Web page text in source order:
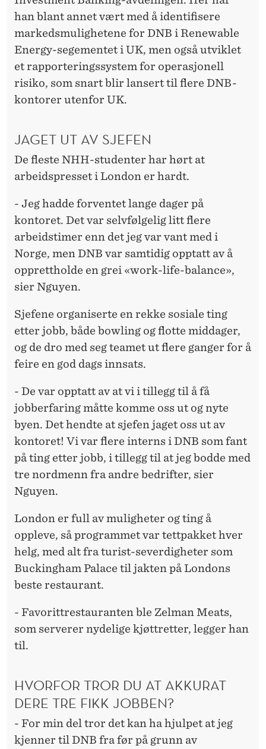
han blant annet vært med å identifisere
markedsmulighetene for DNB i Renewable
Energy-segementet i UK, men også utviklet
et rapporteringssystem for operasjonell
risiko, som snart blir lansert til flere DNB-
kontorer utenfor UK.
JAGET UT AV SJEFEN
De fleste NHH-studenter har hørt at
arbeidspresset i London er hardt.
- Jeg hadde forventet lange dager på
kontoret. Det var selvfølgelig litt flere
arbeidstimer enn det jeg var vant med i
Norge, men DNB var samtidig opptatt av å
opprettholde en grei «work-life-balance»,
sier Nguyen.
Sjefene organiserte en rekke sosiale ting
etter jobb, både bowling og flotte middager,
og de dro med seg teamet ut flere ganger for å
feire en god dags innsats.
- De var opptatt av at vi i tillegg til å få
jobberfaring måtte komme oss ut og nyte
byen. Det hendte at sjefen jaget oss ut av
kontoret! Vi var flere interns i DNB som fant
på ting etter jobb, i tillegg til at jeg bodde med
tre nordmenn fra andre bedrifter, sier
Nguyen.
London er full av muligheter og ting å
oppleve, så programmet var tettpakket hver
helg, med alt fra turist-severdigheter som
Buckingham Palace til jakten på Londons
beste restaurant.
- Favorittrestauranten ble Zelman Meats,
som serverer nydelige kjøttretter, legger han
til.
HVORFOR TROR DU AT AKKURAT
DERE TRE FIKK JOBBEN?
- For min del tror det kan ha hjulpet at jeg
kjenner til DNB fra før på grunn av